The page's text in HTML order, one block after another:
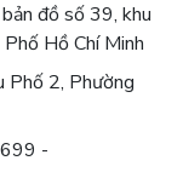
đồ số 39, khu
Hồ Chí Minh
Phố 2, Phường
-